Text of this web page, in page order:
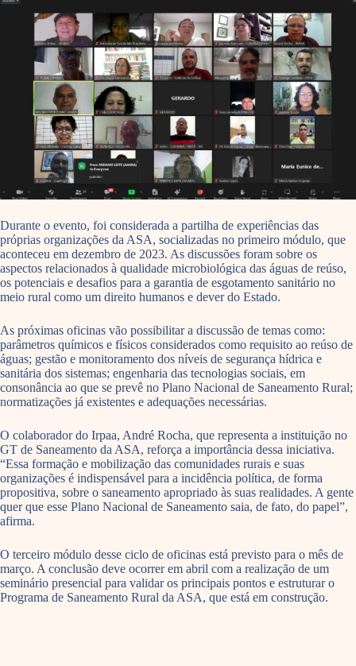
Durante o evento, foi considerada a partilha de experiências das
próprias organizações da ASA, socializadas no primeiro módulo, que
aconteceu em dezembro de 2023. As discussões foram sobre os
aspectos relacionados à qualidade microbiológica das águas de reúso,
os potenciais e desafios para a garantia de esgotamento sanitário no
meio rural como um direito humanos e dever do Estado.
As próximas oficinas vão possibilitar a discussão de temas como:
parâmetros químicos e físicos considerados como requisito ao reúso de
águas; gestão e monitoramento dos níveis de segurança hídrica e
sanitária dos sistemas; engenharia das tecnologias sociais, em
consonância ao que se prevê no Plano Nacional de Saneamento Rural;
normatizações já existentes e adequações necessárias.
O colaborador do Irpaa, André Rocha, que representa a instituição no
GT de Saneamento da ASA, reforça a importância dessa iniciativa.
“Essa formação e mobilização das comunidades rurais e suas
organizações é indispensável para a incidência política, de forma
propositiva, sobre o saneamento apropriado às suas realidades. A gente
quer que esse Plano Nacional de Saneamento saia, de fato, do papel”,
afirma.
O terceiro módulo desse ciclo de oficinas está previsto para o mês de
março. A conclusão deve ocorrer em abril com a realização de um
seminário presencial para validar os principais pontos e estruturar o
Programa de Saneamento Rural da ASA, que está em construção.